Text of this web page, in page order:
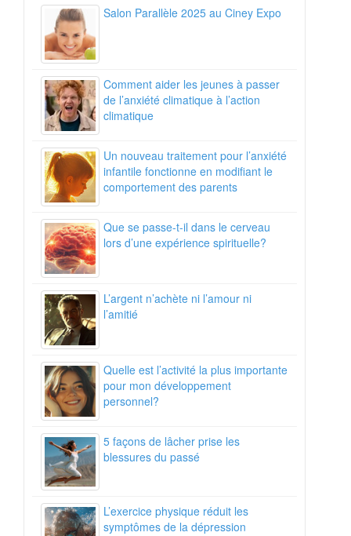
Salon Parallèle 2025 au Ciney Expo
Comment aider les jeunes à passer
de l’anxiété climatique à l’action
climatique
Un nouveau traitement pour l’anxiété
infantile fonctionne en modifiant le
comportement des parents
Que se passe-t-il dans le cerveau
lors d’une expérience spirituelle?
L’argent n’achète ni l’amour ni
l’amitié
Quelle est l’activité la plus importante
pour mon développement
personnel?
5 façons de lâcher prise les
blessures du passé
L’exercice physique réduit les
symptômes de la dépression